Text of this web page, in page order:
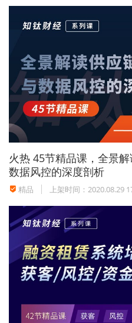
近些年，工业企业应收
小微企业应收账款增幅快于
对于单个企业而言，应
本、坏账成本和对应收
款可能造成企业流动资金
活动。
如果企业之间存在大规模
违约和生产停滞。如果全
对社会信用结构造成冲击
影响宏观经济平稳运行。
企业，这意味着核心企业
火热 45节精品课，全景
数据风控的深度剖析
精品 上架时间：2020.08.29